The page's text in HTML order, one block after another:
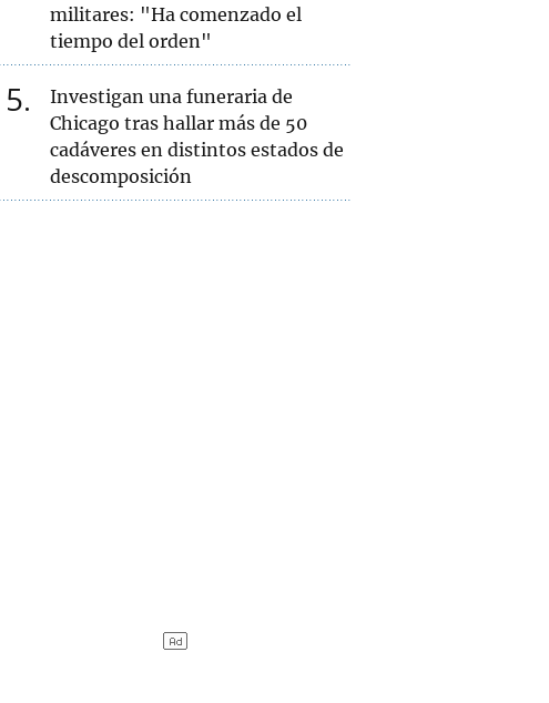
militares: "Ha comenzado el
tiempo del orden"
5
Investigan una funeraria de
Chicago tras hallar más de 50
cadáveres en distintos estados de
descomposición